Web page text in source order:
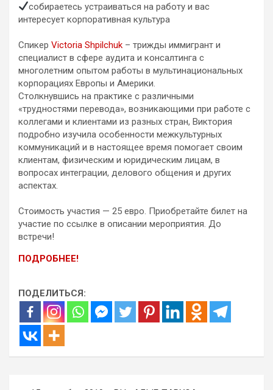
собираетесь устраиваться на работу и вас
интересует корпоративная культура
Спикер Victoria Shpilchuk – трижды иммигрант и
специалист в сфере аудита и консалтинга с
многолетним опытом работы в мультинациональных
корпорациях Европы и Америки.
Столкнувшись на практике с различными
«трудностями перевода», возникающими при работе с
коллегами и клиентами из разных стран, Виктория
подробно изучила особенности межкультурных
коммуникаций и в настоящее время помогает своим
клиентам, физическим и юридическим лицам, в
вопросах интеграции, делового общения и других
аспектах.
Стоимость участия — 25 евро. Приобретайте билет на
участие по ссылке в описании мероприятия. До
встречи!
ПОДРОБНЕЕ!
ПОДЕЛИТЬСЯ: